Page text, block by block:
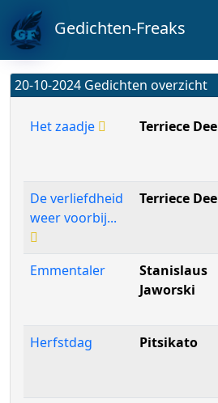
Gedichten-Freaks
20-10-2024 Gedichten overzicht
Het zaadje Terriece Dee
De verliefdheid
weer voorbij...
Terriece Dee
Emmentaler
Stanislaus
Jaworski
Herfstdag
Pitsikato